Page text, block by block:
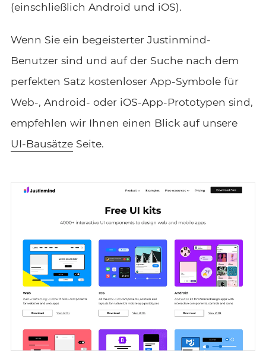
(einschließlich Android und iOS).
Wenn Sie ein begeisterter Justinmind-
Benutzer sind und auf der Suche nach dem
perfekten Satz kostenloser App-Symbole für
Web-, Android- oder iOS-App-Prototypen sind,
empfehlen wir Ihnen einen Blick auf unsere
UI-BausätzeSeite.